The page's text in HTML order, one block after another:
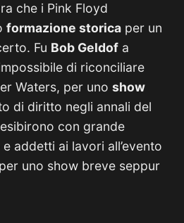
che i Pink Floyd
formazione storica per un
Fu Bob Geldof a
di riconciliare
Waters, per uno show
di diritto negli annali del
con grande
addetti ai lavori all’evento
uno show breve seppur